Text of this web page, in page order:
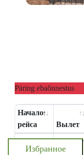
Päring ebaõnnestus
Начало
рейса
Вылет
Начало
рейса
Вылет
Избранное